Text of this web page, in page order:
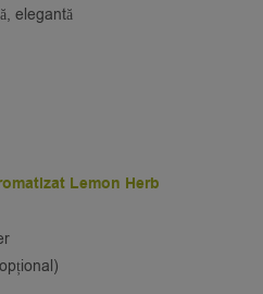
elegantă
Lemon Herb